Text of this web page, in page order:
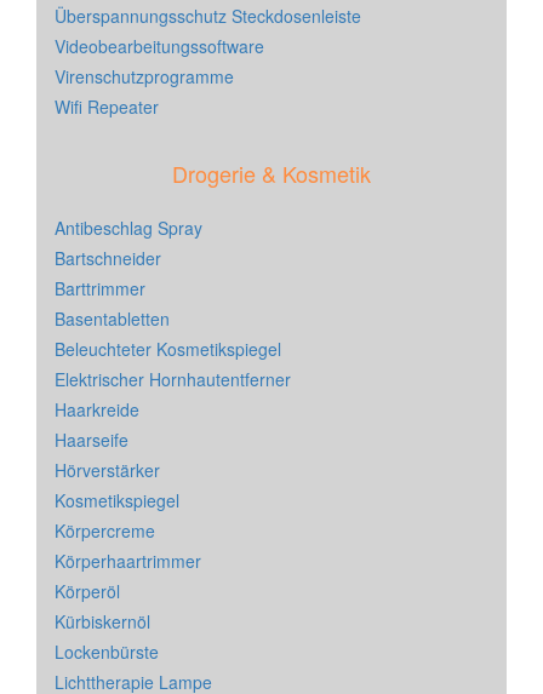
Überspannungsschutz Steckdosenleiste
Videobearbeitungssoftware
Virenschutzprogramme
Wifi Repeater
Drogerie & Kosmetik
Antibeschlag Spray
Bartschneider
Barttrimmer
Basentabletten
Beleuchteter Kosmetikspiegel
Elektrischer Hornhautentferner
Haarkreide
Haarseife
Hörverstärker
Kosmetikspiegel
Körpercreme
Körperhaartrimmer
Körperöl
Kürbiskernöl
Lockenbürste
Lichttherapie Lampe